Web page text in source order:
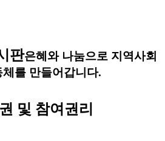
판은혜와 나눔으로 지역사회
를 만들어갑니다.
및 참여권리